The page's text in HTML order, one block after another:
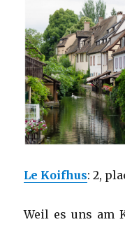
Le Koifhus: 2,
Weil es uns am